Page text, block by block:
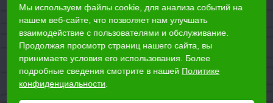
О компании
Доставка и оплата
Для бизнеса
Наши магазины
Справочная служба
+7 (3412) 77-60-50
Мы используем файлы cookie, для анализа событий на
нашем веб-сайте, что позволяет нам улучшать
взаимодействие с пользователями и обслуживание.
Продолжая просмотр страниц нашего сайта, вы
принимаете условия его использования. Более
подробные сведения смотрите в нашей Политике
конфиденциальности